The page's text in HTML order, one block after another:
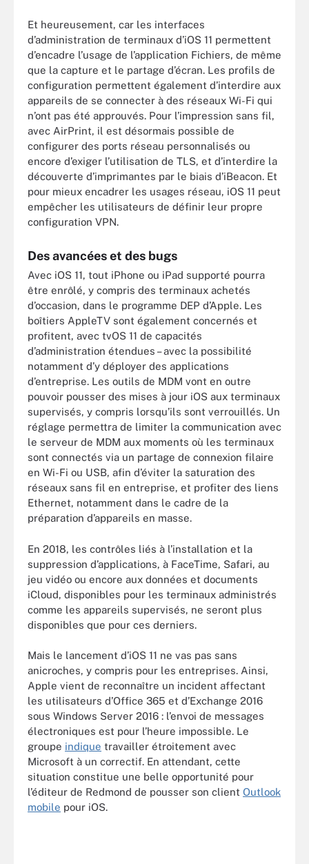
Et heureusement, car les interfaces
d’administration de terminaux d’iOS 11 permettent
d’encadre l’usage de l’application Fichiers, de même
que la capture et le partage d’écran. Les profils de
configuration permettent également d’interdire aux
appareils de se connecter à des réseaux Wi-Fi qui
n’ont pas été approuvés. Pour l’impression sans fil,
avec AirPrint, il est désormais possible de
configurer des ports réseau personnalisés ou
encore d’exiger l’utilisation de TLS, et d’interdire la
découverte d’imprimantes par le biais d’iBeacon. Et
pour mieux encadrer les usages réseau, iOS 11 peut
empêcher les utilisateurs de définir leur propre
configuration VPN.
Des avancées et des bugs
Avec iOS 11, tout iPhone ou iPad supporté pourra
être enrôlé, y compris des terminaux achetés
d’occasion, dans le programme DEP d’Apple. Les
boîtiers AppleTV sont également concernés et
profitent, avec tvOS 11 de capacités
d’administration étendues – avec la possibilité
notamment d’y déployer des applications
d’entreprise. Les outils de MDM vont en outre
pouvoir pousser des mises à jour iOS aux terminaux
supervisés, y compris lorsqu’ils sont verrouillés. Un
réglage permettra de limiter la communication avec
le serveur de MDM aux moments où les terminaux
sont connectés via un partage de connexion filaire
en Wi-Fi ou USB, afin d’éviter la saturation des
réseaux sans fil en entreprise, et profiter des liens
Ethernet, notamment dans le cadre de la
préparation d’appareils en masse.
En 2018, les contrôles liés à l’installation et la
suppression d’applications, à FaceTime, Safari, au
jeu vidéo ou encore aux données et documents
iCloud, disponibles pour les terminaux administrés
comme les appareils supervisés, ne seront plus
disponibles que pour ces derniers.
Mais le lancement d’iOS 11 ne vas pas sans
anicroches, y compris pour les entreprises. Ainsi,
Apple vient de reconnaître un incident affectant
les utilisateurs d’Office 365 et d’Exchange 2016
sous Windows Server 2016 : l’envoi de messages
électroniques est pour l’heure impossible. Le
groupe indique travailler étroitement avec
Microsoft à un correctif. En attendant, cette
situation constitue une belle opportunité pour
l’éditeur de Redmond de pousser son client Outlook
mobile pour iOS.